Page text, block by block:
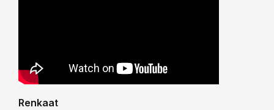
Renkaat